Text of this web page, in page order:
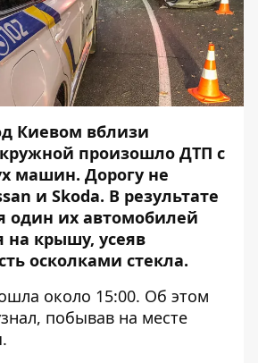
Киевом вблизи
произошло ДТП с
машин. Дорогу не
и Skoda. В результате
один их автомобилей
на крышу, усеяв
осколками стекла.
около 15:00. Об этом
побывав на месте